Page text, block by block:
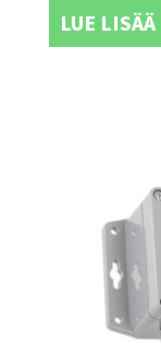
LUE LISÄÄ